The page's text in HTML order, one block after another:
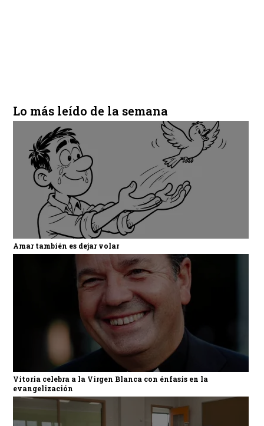
Lo más leído de la semana
Amar también es dejar volar
Vitoria celebra a la Virgen Blanca con énfasis en la
evangelización